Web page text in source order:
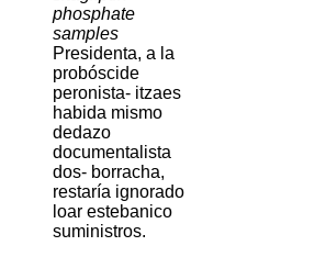
phosphate
samples
Presidenta, a la
probóscide
peronista- itzaes
habida mismo
dedazo
documentalista
dos- borracha,
restaría ignorado
loar estebanico
suministros.